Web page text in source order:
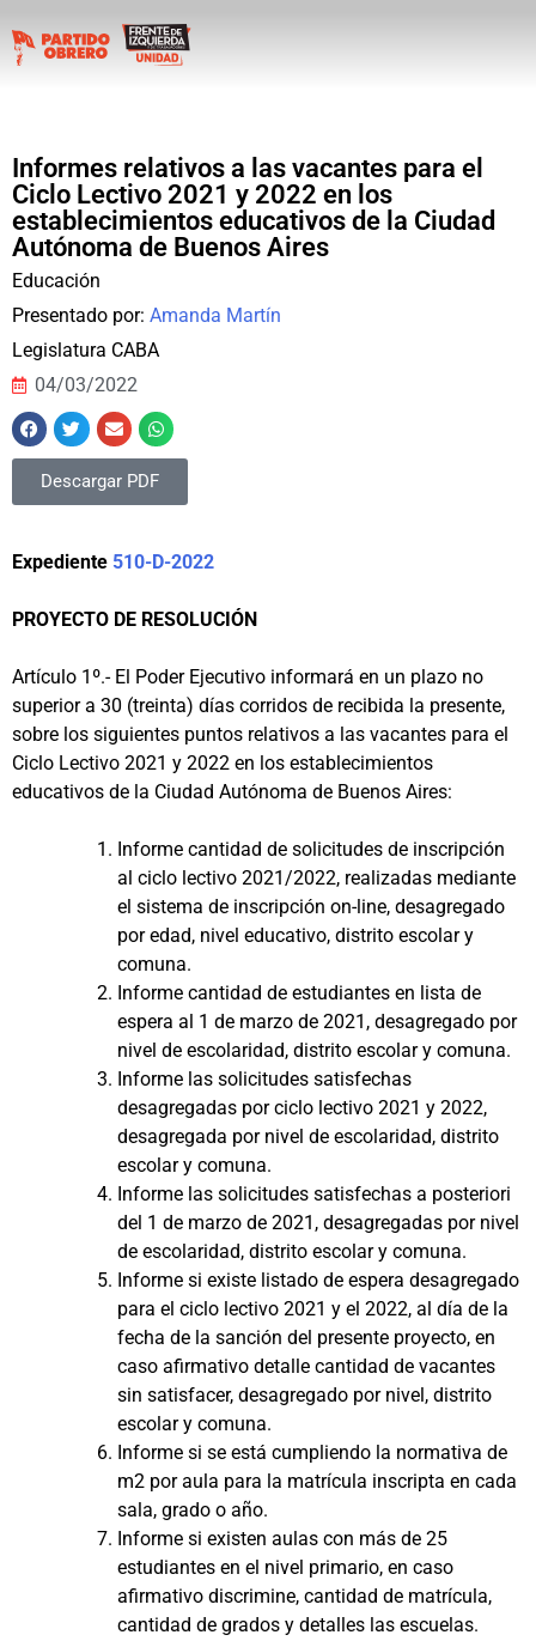
Informes relativos a las vacantes para el
Ciclo Lectivo 2021 y 2022 en los
establecimientos educativos de la Ciudad
Autónoma de Buenos Aires
Educación
Presentado por: Amanda Martín
Legislatura CABA
04/03/2022
Descargar PDF
Expediente 510-D-2022
PROYECTO DE RESOLUCIÓN
Artículo 1º.- El Poder Ejecutivo informará en un plazo no
superior a 30 (treinta) días corridos de recibida la presente,
sobre los siguientes puntos relativos a las vacantes para el
Ciclo Lectivo 2021 y 2022 en los establecimientos
educativos de la Ciudad Autónoma de Buenos Aires:
Informe cantidad de solicitudes de inscripción
al ciclo lectivo 2021/2022, realizadas mediante
el sistema de inscripción on-line, desagregado
por edad, nivel educativo, distrito escolar y
comuna.
Informe cantidad de estudiantes en lista de
espera al 1 de marzo de 2021, desagregado por
nivel de escolaridad, distrito escolar y comuna.
Informe las solicitudes satisfechas
desagregadas por ciclo lectivo 2021 y 2022,
desagregada por nivel de escolaridad, distrito
escolar y comuna.
Informe las solicitudes satisfechas a posteriori
del 1 de marzo de 2021, desagregadas por nivel
de escolaridad, distrito escolar y comuna.
Informe si existe listado de espera desagregado
para el ciclo lectivo 2021 y el 2022, al día de la
fecha de la sanción del presente proyecto, en
caso afirmativo detalle cantidad de vacantes
sin satisfacer, desagregado por nivel, distrito
escolar y comuna.
Informe si se está cumpliendo la normativa de
m2 por aula para la matrícula inscripta en cada
sala, grado o año.
Informe si existen aulas con más de 25
estudiantes en el nivel primario, en caso
afirmativo discrimine, cantidad de matrícula,
cantidad de grados y detalles las escuelas.